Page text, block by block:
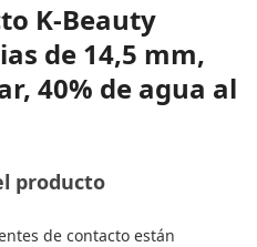
K-Beauty
de 14,5 mm,
40% de agua al
producto
de contacto están